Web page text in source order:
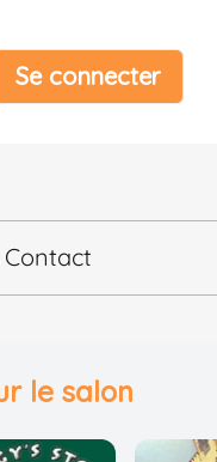
Se connecter
Contact
le salon